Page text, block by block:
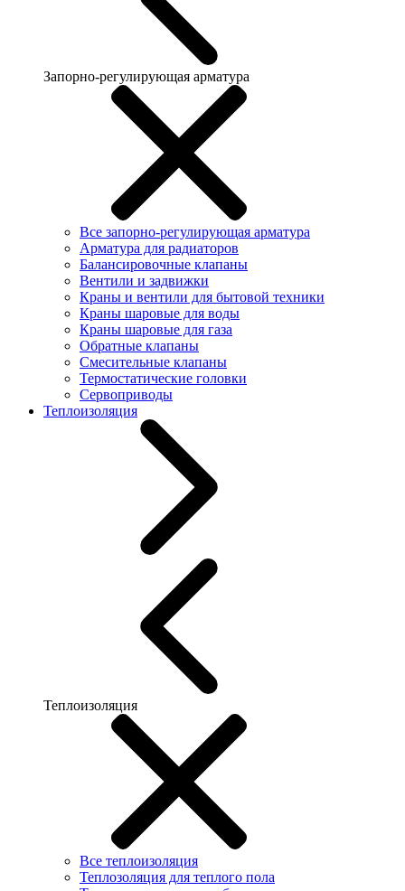
Запорно-регулирующая арматура
Все запорно-регулирующая арматура
Арматура для радиаторов
Балансировочные клапаны
Вентили и задвижки
Краны и вентили для бытовой техники
Краны шаровые для воды
Краны шаровые для газа
Обратные клапаны
Смесительные клапаны
Термостатические головки
Сервоприводы
Теплоизоляция
Теплоизоляция
Все теплоизоляция
Теплозоляция для теплого пола